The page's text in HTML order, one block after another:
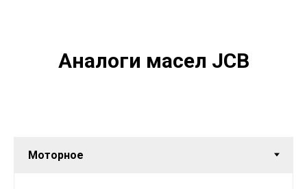
Аналоги масел JCB